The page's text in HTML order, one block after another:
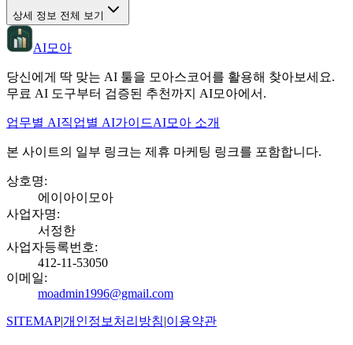
상세 정보 전체 보기
AI모아
당신에게 딱 맞는 AI 툴을 모아스코어를 활용해 찾아보세요.
무료 AI 도구부터 검증된 추천까지 AI모아에서.
업무별 AI직업별 AI가이드AI모아 소개
본 사이트의 일부 링크는 제휴 마케팅 링크를 포함합니다.
상호명:
에이아이모아
사업자명:
서정한
사업자등록번호:
412-11-53050
이메일:
moadmin1996@gmail.com
SITEMAP|개인정보처리방침|이용약관